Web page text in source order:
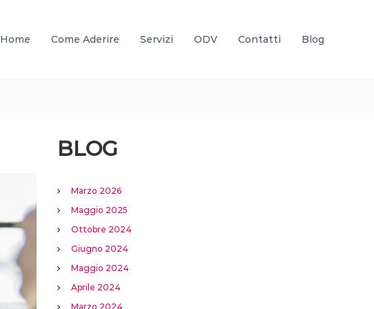
Home Come Aderire Servizi ODV Contatti Blog
BLOG
Marzo 2026
Maggio 2025
Ottobre 2024
Giugno 2024
Maggio 2024
Aprile 2024
Marzo 2024